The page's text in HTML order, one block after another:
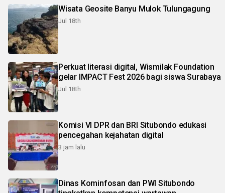
Wisata Geosite Banyu Mulok Tulungagung
Jul 18th
Perkuat literasi digital, Wismilak Foundation
gelar IMPACT Fest 2026 bagi siswa Surabaya
Jul 18th
Komisi VI DPR dan BRI Situbondo edukasi
pencegahan kejahatan digital
3 jam lalu
Dinas Kominfosan dan PWI Situbondo